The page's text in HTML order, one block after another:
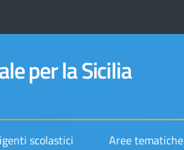
per la Sicilia
scolastici Aree tematiche